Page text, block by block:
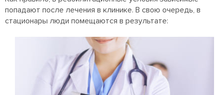
попадают после лечения в клинике. В свою очередь, в
стационары люди помещаются в результате: